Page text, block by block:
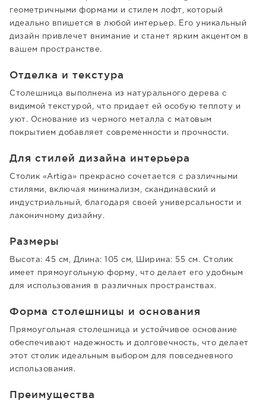
геометричными формами и стилем лофт, который
идеально впишется в любой интерьер. Его уникальный
дизайн привлечет внимание и станет ярким акцентом в
вашем пространстве.
Отделка и текстура
Столешница выполнена из натурального дерева с
видимой текстурой, что придает ей особую теплоту и
уют. Основание из черного металла с матовым
покрытием добавляет современности и прочности.
Для стилей дизайна интерьера
Столик «Artiga» прекрасно сочетается с различными
стилями, включая минимализм, скандинавский и
индустриальный, благодаря своей универсальности и
лаконичному дизайну.
Размеры
Высота: 45 см, Длина: 105 см, Ширина: 55 см. Столик
имеет прямоугольную форму, что делает его удобным
для использования в различных пространствах.
Форма столешницы и основания
Прямоугольная столешница и устойчивое основание
обеспечивают надежность и долговечность, что делает
этот столик идеальным выбором для повседневного
использования.
Преимущества